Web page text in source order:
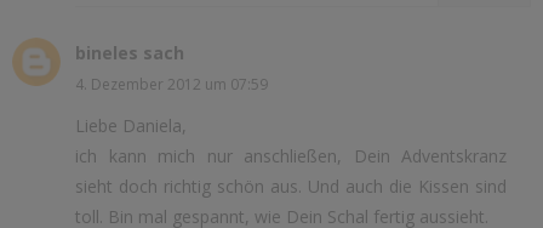
bineles sach
4. Dezember 2012 um 07:59
Liebe Daniela,
ich kann mich nur anschließen, Dein Adventskranz
sieht doch richtig schön aus. Und auch die Kissen sind
toll. Bin mal gespannt, wie Dein Schal fertig aussieht.